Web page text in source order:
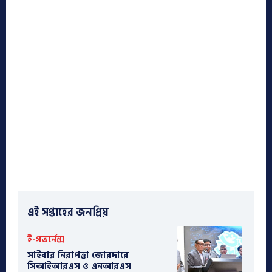
এই সপ্তাহের জনপ্রিয়
ই-গভর্নেন্স
সাইবার নিরাপত্তা জোরদারে
সিআইআরএস ও এনআরএস